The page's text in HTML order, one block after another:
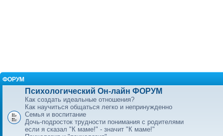
ФОРУМ
Психологический Он-лайн ФОРУМ
Как создать идеальные отношения?
Как научиться общаться легко и непринужденно
Семья и воспитание
Дочь-подросток трудности понимания с родителями
если я сказал "К маме!" - значит "К маме!"